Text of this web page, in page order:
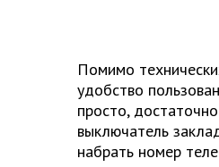
Помимо
удобство
просто,
выключатель
набрать номер